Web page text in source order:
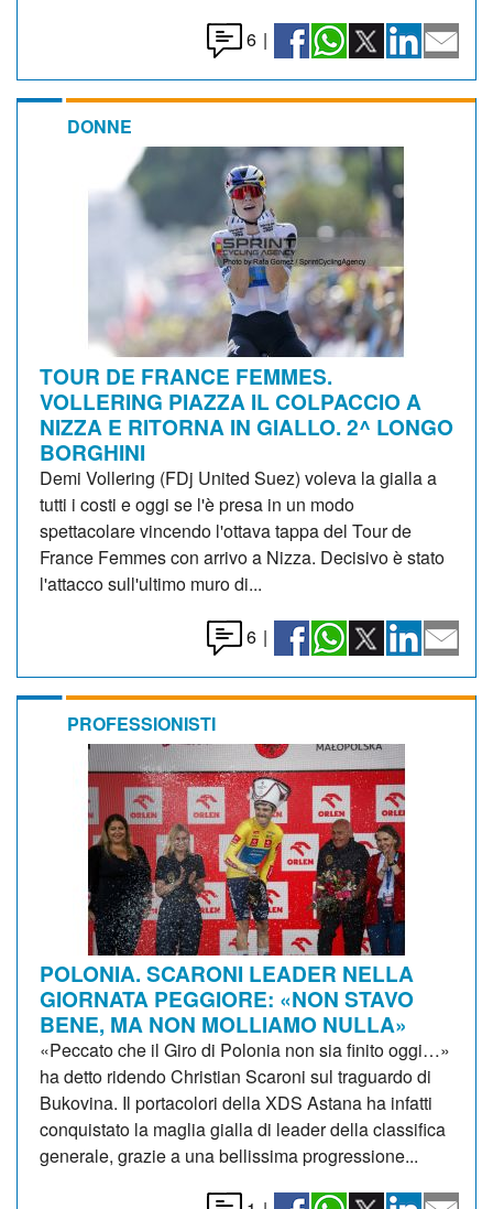
6 |
DONNE
TOUR DE FRANCE FEMMES.
VOLLERING PIAZZA IL COLPACCIO A
NIZZA E RITORNA IN GIALLO. 2^ LONGO
BORGHINI
Demi Vollering (FDj United Suez) voleva la gialla a
tutti i costi e oggi se l'è presa in un modo
spettacolare vincendo l'ottava tappa del Tour de
France Femmes con arrivo a Nizza. Decisivo è stato
l'attacco sull'ultimo muro di...
6 |
PROFESSIONISTI
POLONIA. SCARONI LEADER NELLA
GIORNATA PEGGIORE: «NON STAVO
BENE, MA NON MOLLIAMO NULLA»
«Peccato che il Giro di Polonia non sia finito oggi…»
ha detto ridendo Christian Scaroni sul traguardo di
Bukovina. Il portacolori della XDS Astana ha infatti
conquistato la maglia gialla di leader della classifica
generale, grazie a una bellissima progressione...